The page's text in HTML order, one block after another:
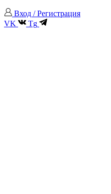
Вход / Регистрация
VK
Tg